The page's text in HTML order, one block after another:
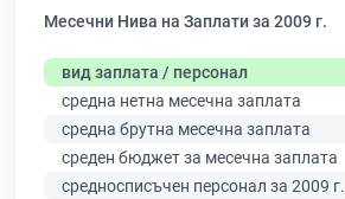
Месечни Нива на Заплати за 2009 г.
вид заплата / персонал
средна нетна месечна заплата
средна брутна месечна заплата
среден бюджет за месечна заплата
средносписъчен персонал за 2009 г.